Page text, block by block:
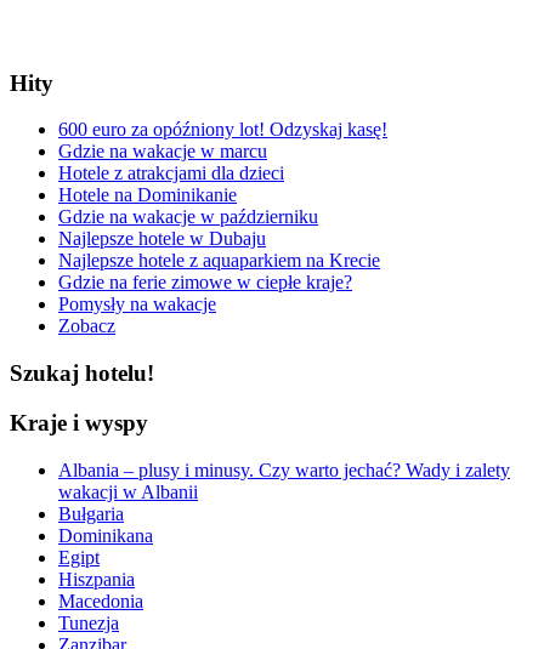
Hity
600 euro za opóźniony lot! Odzyskaj kasę!
Gdzie na wakacje w marcu
Hotele z atrakcjami dla dzieci
Hotele na Dominikanie
Gdzie na wakacje w październiku
Najlepsze hotele w Dubaju
Najlepsze hotele z aquaparkiem na Krecie
Gdzie na ferie zimowe w ciepłe kraje?
Pomysły na wakacje
Zobacz
Szukaj hotelu!
Kraje i wyspy
Albania – plusy i minusy. Czy warto jechać? Wady i zalety
wakacji w Albanii
Bułgaria
Dominikana
Egipt
Hiszpania
Macedonia
Tunezja
Zanzibar